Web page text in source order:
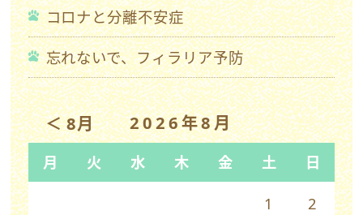
コロナと分離不安症
忘れないで、フィラリア予防
2026年8月
月 火 水 木 金 土 日
＜ 8月
1 2